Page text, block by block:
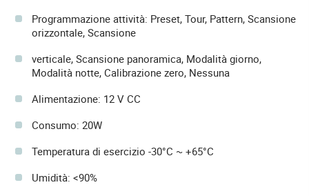
Programmazione attività: Preset, Tour, Pattern, Scansione
orizzontale, Scansione
verticale, Scansione panoramica, Modalità giorno,
Modalità notte, Calibrazione zero, Nessuna
Alimentazione: 12 V CC
Consumo: 20W
Temperatura di esercizio -30°C ~ +65°C
Umidità: <90%